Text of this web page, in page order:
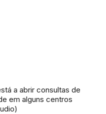
a abrir consultas de
em alguns centros